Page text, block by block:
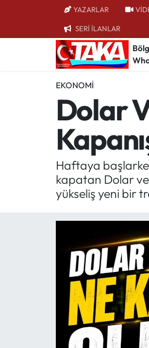
YAZARLAR
SERİ İLANLAR
EKONOMI
Dolar
Haftaya
kapatan Dolar ve
yükseliş yeni bir
Bölgemiz
Kültür/Sanat
Politik Kulis
Köşe Yazıları
Karikatür Galeri
Trabzon Nöbetçi Eczaneler
Trabzon Hava Durumu
Trabzon Trafik Yoğunluk Haritası
Süper Lig Puan Durumu ve
Tüm Manşetler
Son Dakika Haberleri
Haber Arşivi